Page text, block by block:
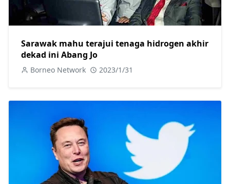
Sarawak mahu terajui tenaga hidrogen akhir
dekad ini Abang Jo
Borneo Network 2023/1/31